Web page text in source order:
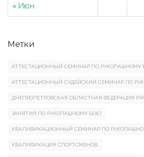
« Июн
Метки
АТТЕСТАЦИОННЫЙ СЕМИНАР ПО РУКОПАШНОМУ
АТТЕСТАЦИОННЫЙ СУДЕЙСКИЙ СЕМИНАР ПО
ДНЕПРОПЕТРОВСКАЯ ОБЛАСТНАЯ ФЕДЕРАЦИЯ
ЗАНЯТИЯ ПО РУКОПАШНОМУ БОЮ
КВАЛИФИКАЦИОННЫЙ СЕМИНАР ПО
КВАЛИФИКАЦИЯ СПОРТСМЕНОВ